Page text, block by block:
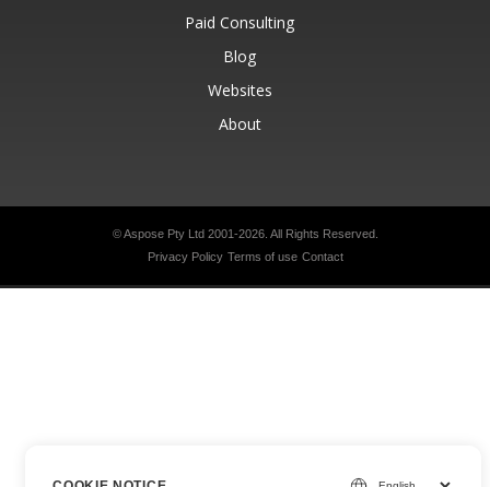
Paid Consulting
Blog
Websites
About
© Aspose Pty Ltd 2001-2026. All Rights Reserved.
Privacy Policy Terms of use Contact